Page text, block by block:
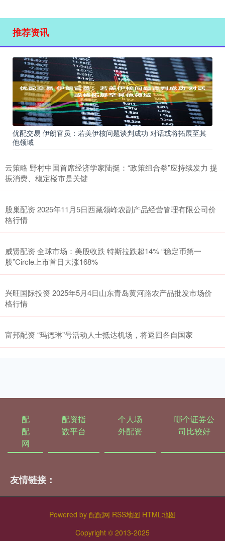
推荐资讯
优配交易 伊朗官员：若美伊核问题谈判成功 对话或将拓展至其
他领域
云策略 野村中国首席经济学家陆挺：“政策组合拳”应持续发力 提
振消费、稳定楼市是关键
股巢配资 2025年11月5日西藏领峰农副产品经营管理有限公司价
格行情
威贤配资 全球市场：美股收跌 特斯拉跌超14% “稳定币第一
股”Circle上市首日大涨168%
兴旺国际投资 2025年5月4日山东青岛黄河路农产品批发市场价
格行情
富邦配资 “玛德琳”号活动人士抵达机场，将返回各自国家
配
配
网
配资指
数平台
个人场
外配资
哪个证券公
司比较好
友情链接：
Powered by 配配网 RSS地图 HTML地图
Copyright © 2013-2025